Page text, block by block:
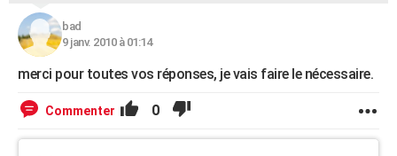
bad
9 janv. 2010 à 01:14
merci pour toutes vos réponses, je vais faire le nécessaire.
Commenter 0